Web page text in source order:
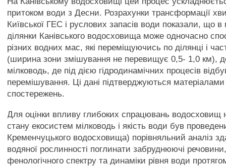
притоком води з Десни. Розрахунки трансформації
Київської ГЕС і руслових запасів води показали, що в
ділянки Канівського водосховища може одночасно
різних водних мас, які переміщуючись по ділянці і
(ширина зони змішування не перевищує 0,5- 1,0 км),
мілководь, де під дією гідродинамічних процесів
перемішування. Ці дані підтверджуються матеріалами
спостережень.
Для оцінки впливу глибоких спрацювань
стану екосистем мілководь і якість води був
Кременчуцького водосховища) порівняльний аналіз
водяної рослинності поглинати забруднюючі речовини,
фенологічного спектру та динаміки рівня води